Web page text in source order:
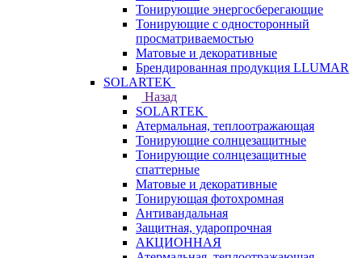
Тонирующие энергосберегающие
Тонирующие с односторонный
просматриваемостью
Матовые и декоративные
Брендированная продукция LLUMAR
SOLARTEK
Назад
SOLARTEK
Атермальная, теплоотражающая
Тонирующие солнцезащитные
Тонирующие солнцезащитные
спаттерные
Матовые и декоративные
Тонирующая фотохромная
Антивандальная
Защитная, ударопрочная
АКЦИОННАЯ